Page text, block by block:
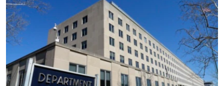
INFOGRAFIKE
KINA NA BALKANU
RSE PRIČE IZ SVIJETA
ISPRIČAJ MI
DNEVNO@RSE
SPECIJALI RSE